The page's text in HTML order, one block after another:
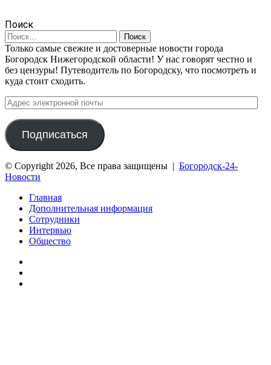
Поиск
Найти:
Только самые свежие и достоверные новости города
Богородск Нижегородской области! У нас говорят честно и
без цензуры! Путеводитель по Богородску, что посмотреть и
куда стоит сходить.
Адрес
электронной
почты
Подписаться
© Copyright 2026, Все права защищены | Богородск-24-
Новости
Главная
Дополнительная информация
Сотрудники
Интервью
Общество